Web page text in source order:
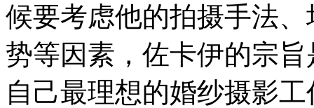
候要考虑他的拍摄手法
势等因素，佐卡伊的宗
自己最理想的婚纱摄影